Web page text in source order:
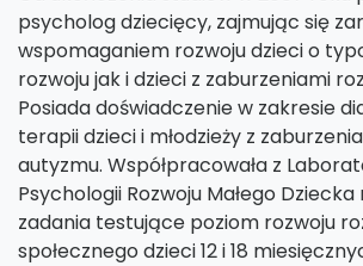
psycholog dziecięcy, zajmując się
wspomaganiem rozwoju dzieci o
rozwoju jak i dzieci z zaburzeniami
Posiada doświadczenie w zakresie
terapii dzieci i młodzieży z
autyzmu. Współpracowała z
Psychologii Rozwoju Małego
zadania testujące poziom rozwoju
społecznego dzieci 12 i 18